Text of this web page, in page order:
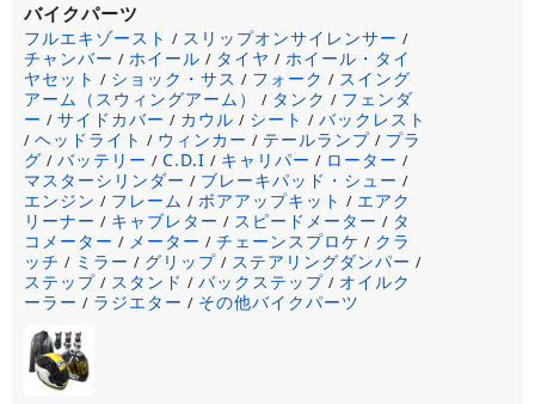
バイクパーツ
フルエキゾースト / スリップオンサイレンサー /
チャンバー / ホイール / タイヤ / ホイール・タイ
ヤセット / ショック・サス / フォーク / スイング
アーム（スウィングアーム）
/ タンク / フェンダ
ー / サイドカバー / カウル / シート / バックレスト
/ ヘッドライト / ウィンカー / テールランプ / プラ
グ / バッテリー / C.D.I / キャリパー / ローター /
マスターシリンダー / ブレーキパッド・シュー /
エンジン / フレーム / ボアアップキット / エアク
リーナー / キャブレター / スピードメーター / タ
コメーター / メーター / チェーンスプロケ / クラ
ッチ / ミラー / グリップ / ステアリングダンパー /
ステップ / スタンド / バックステップ / オイルク
ーラー / ラジエター / その他バイクパーツ